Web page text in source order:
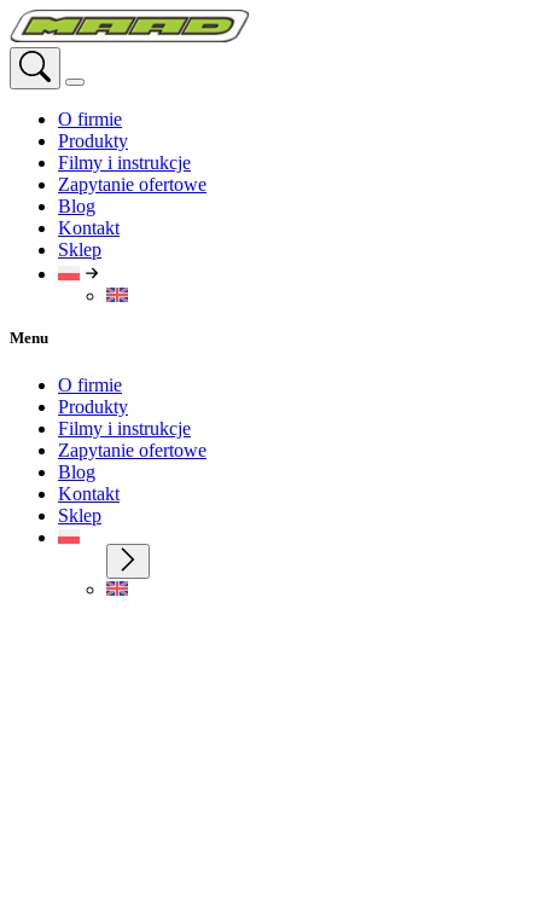
Przejdź
do
treści
O firmie
Produkty
Filmy i instrukcje
Zapytanie ofertowe
Blog
Kontakt
Sklep
Menu
O firmie
Produkty
Filmy i instrukcje
Zapytanie ofertowe
Blog
Kontakt
Sklep